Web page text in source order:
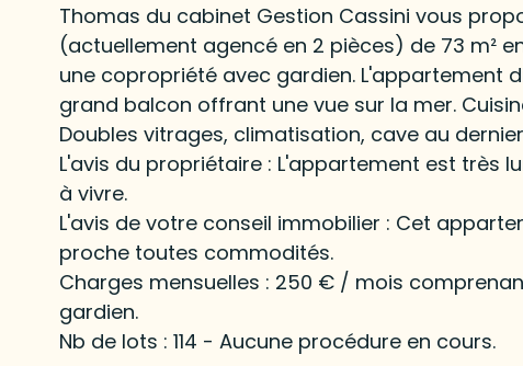
Thomas du cabinet Gestion Cassini vous
(actuellement agencé en 2 pièces) de 73 m²
une copropriété avec gardien. L'appartement
grand balcon offrant une vue sur la mer.
Doubles vitrages, climatisation, cave au
L'avis du propriétaire : L'appartement est très
à vivre.
L'avis de votre conseil immobilier : Cet
proche toutes commodités.
Charges mensuelles : 250 € / mois
gardien.
Nb de lots : 114 - Aucune procédure en cours.